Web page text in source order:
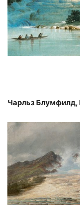
Чарльз Блумфилд,